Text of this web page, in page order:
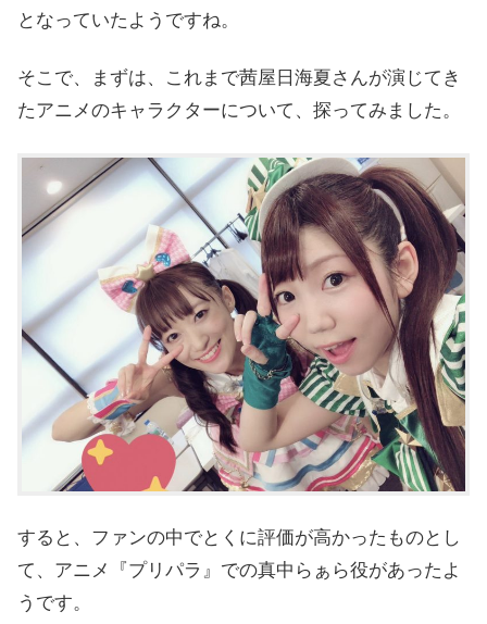
となっていたようですね。
そこで、まずは、これまで茜屋日海夏さんが演じてき
たアニメのキャラクターについて、探ってみました。
すると、ファンの中でとくに評価が高かったものとし
て、アニメ『プリパラ』での真中らぁら役があったよ
うです。